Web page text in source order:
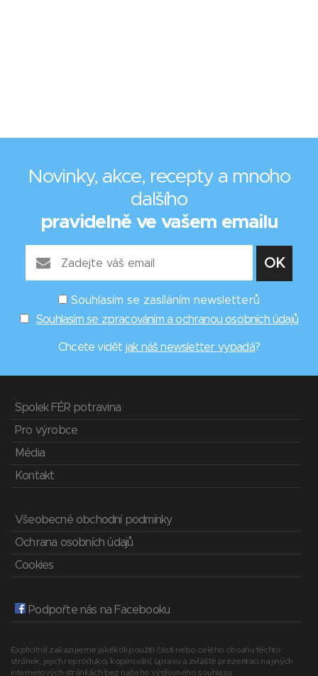
Novinky, akce, recepty a mnoho
dalšího
pravidelně ve vašem emailu
Souhlasím se zasíláním newsletterů
Souhlasím se zpracováním a ochranou osobních údajů
Chcete vidět jak náš newsletter vypadá?
Spolek FÉR potravina
Pro výrobce
Média
Kontakt
Všeobecné obchodní podmínky
Ochrana osobních údajů
Cookies
Podpořte nás na Facebooku
Explicitně zakazujeme jakékoli použití části nebo celého obsahu těchto
stránek, jejich reprodukci, kopírování, úpravu a zvláště prezentaci na jiných
internetových stránkách bez našeho výslovného souhlasu.